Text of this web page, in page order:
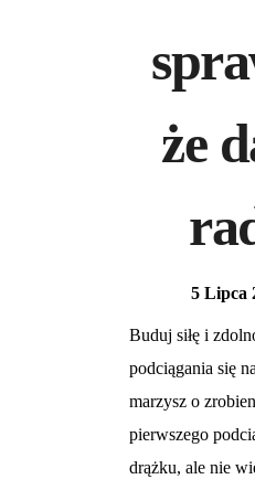
że
5 Lipca
Buduj siłę i
podciągania się
marzysz o
pierwszego
drążku, ale nie